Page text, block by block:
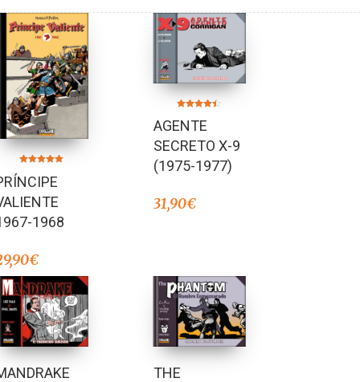
5.00
de 5
1968
€
4.33
de 5
AGENTE
SECRETO X-9
(1975-1977)
31,90€
THE